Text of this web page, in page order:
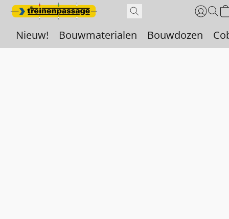
Nieuw! Bouwmaterialen Bouwdozen